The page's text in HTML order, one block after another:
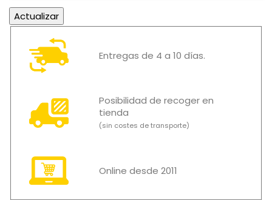
Entregas de 4 a 10 días.
Posibilidad de recoger en
tienda
(sin costes de transporte)
Online desde 2011